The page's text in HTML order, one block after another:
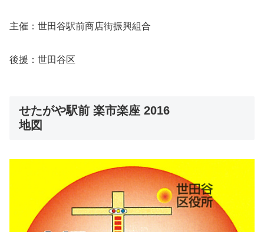
主催：世田谷駅前商店街振興組合
後援：世田谷区
せたがや駅前 楽市楽座 2016
地図